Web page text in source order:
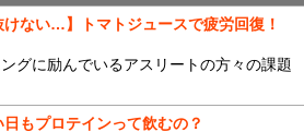
けない…】トマトジュースで疲労回復！
グに励んでいるアスリートの方々の課題
もプロテインって飲むの？